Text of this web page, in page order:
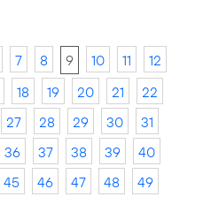
7 8 9 10 11
12
18 19 20 21
22
27 28 29 30
31
36 37 38 39
40
45 46 47 48
49